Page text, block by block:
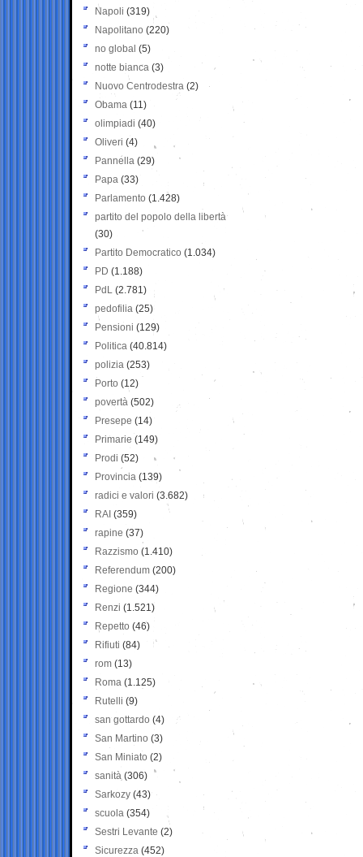
Napoli (319)
Napolitano (220)
no global (5)
notte bianca (3)
Nuovo Centrodestra (2)
Obama (11)
olimpiadi (40)
Oliveri (4)
Pannella (29)
Papa (33)
Parlamento (1.428)
partito del popolo della libertà
(30)
Partito Democratico (1.034)
PD (1.188)
PdL (2.781)
pedofilia (25)
Pensioni (129)
Politica (40.814)
polizia (253)
Porto (12)
povertà (502)
Presepe (14)
Primarie (149)
Prodi (52)
Provincia (139)
radici e valori (3.682)
RAI (359)
rapine (37)
Razzismo (1.410)
Referendum (200)
Regione (344)
Renzi (1.521)
Repetto (46)
Rifiuti (84)
rom (13)
Roma (1.125)
Rutelli (9)
san gottardo (4)
San Martino (3)
San Miniato (2)
sanità (306)
Sarkozy (43)
scuola (354)
Sestri Levante (2)
Sicurezza (452)